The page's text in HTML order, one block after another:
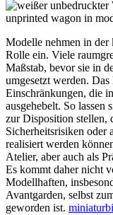
Modelle nehmen in
Rolle ein. Viele
Maßstab, bevor sie in
umgesetzt werden.
Einschränkungen, die
ausgehebelt. So lassen
zur Disposition stellen,
Sicherheitsrisiken oder
realisiert werden
Atelier, aber auch als
Es kommt daher nicht
Modellhaften,
Avantgarden, selbst
geworden ist.